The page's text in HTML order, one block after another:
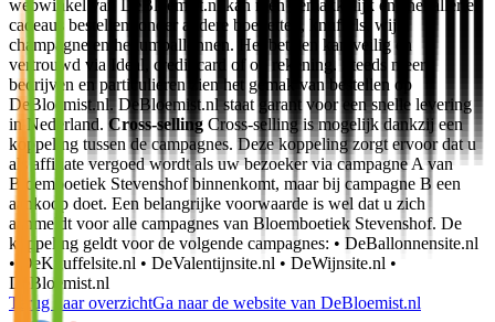
webwinkel van DeBloemist.nl kan men gemakkelijk en snel allerlei
cadeaus bestellen, onder andere boeketten, knuffels, wijn,
champagne en heliumballonnen. Het betalen kan veilig en
vertrouwd via Ideal, credit card of op rekening. Steeds meer
bedrijven en particulieren zien het gemak van bestellen op
DeBloemist.nl. DeBloemist.nl staat garant voor een snelle levering
in Nederland. Cross-selling Cross-selling is mogelijk dankzij een
koppeling tussen de campagnes. Deze koppeling zorgt ervoor dat u
als affiliate vergoed wordt als uw bezoeker via campagne A van
Bloemboetiek Stevenshof binnenkomt, maar bij campagne B een
aankoop doet. Een belangrijke voorwaarde is wel dat u zich
aanmeldt voor alle campagnes van Bloemboetiek Stevenshof. De
koppeling geldt voor de volgende campagnes: • DeBallonnensite.nl
• DeKnuffelsite.nl • DeValentijnsite.nl • DeWijnsite.nl •
DeBloemist.nl
Terug naar overzichtGa naar de website van DeBloemist.nl